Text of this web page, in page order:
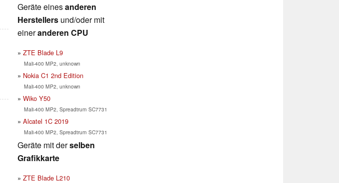
Geräte einesanderen
Herstellers und/oder mit
eineranderen CPU
ZTE Blade L9
Mali-400 MP2, unknown
Nokia C1 2nd Edition
Mali-400 MP2, unknown
Wiko Y50
Mali-400 MP2, Spreadtrum SC7731
Alcatel 1C 2019
Mali-400 MP2, Spreadtrum SC7731
Geräte mit derselben
Grafikkarte
ZTE Blade L210